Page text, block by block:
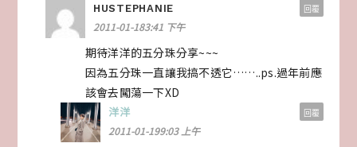
HUSTEPHANIE
2011-01-183:41 下午
期待洋洋的五分珠分享~~~
因為五分珠一直讓我搞不透它……..ps.過年前應
該會去闖蕩一下XD
回覆
洋洋
2011-01-199:03 上午
回覆